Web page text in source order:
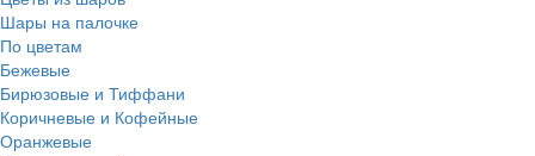
Шары на палочке
По цветам
Бежевые
Бирюзовые и Тиффани
Коричневые и Кофейные
Оранжевые